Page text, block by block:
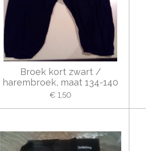
Broek kort zwart /
harembroek, maat 134-140
€ 1,50